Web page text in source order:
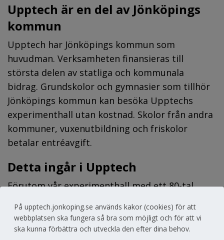
Upptech är en del av Jönköpings
kommun
Upptech har Jönköpings kommun som
huvudman. Verksamheten finansieras till
största delen av statliga och kommunala
bidrag. Grundskolor och gymnasier som tillhör
Jönköpings kommun kan besöka Upptechs
experimenthall utan kostnad. Skolor från andra
kommuner, vuxenutbildning och friskolor
betalar entréavgift.
Detta ingår i Upptech
Förutom vår experimenthall med ett 80-tal
verksamheterna Ekobussen, Naturskolan,
KomTek - kommunal teknik- och
På upptech.jonkoping.se används kakor (cookies) för att
webbplatsen ska fungera så bra som möjligt och för att vi
ska kunna förbättra och utveckla den efter dina behov.